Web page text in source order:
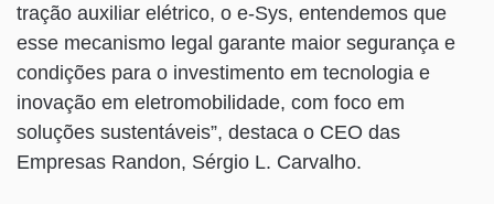
tração auxiliar elétrico, o e-Sys, entendemos que
esse mecanismo legal garante maior segurança e
condições para o investimento em tecnologia e
inovação em eletromobilidade, com foco em
soluções sustentáveis”, destaca o CEO das
Empresas Randon, Sérgio L. Carvalho.